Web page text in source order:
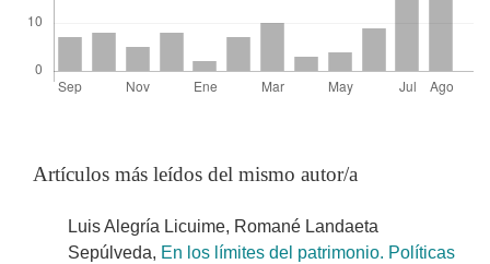
Artículos más leídos del mismo autor/a
Luis Alegría Licuime, Romané Landaeta
Sepúlveda, En los límites del patrimonio. Políticas